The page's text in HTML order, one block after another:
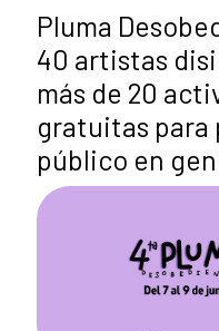
Pluma
40 artistas
más de 20
gratuitas para
público en